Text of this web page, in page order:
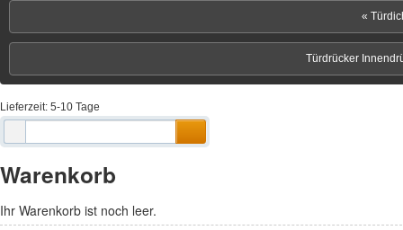
«
Türdrücker
Lieferzeit: 5-10 Tage
Warenkorb
Ihr Warenkorb ist noch leer.